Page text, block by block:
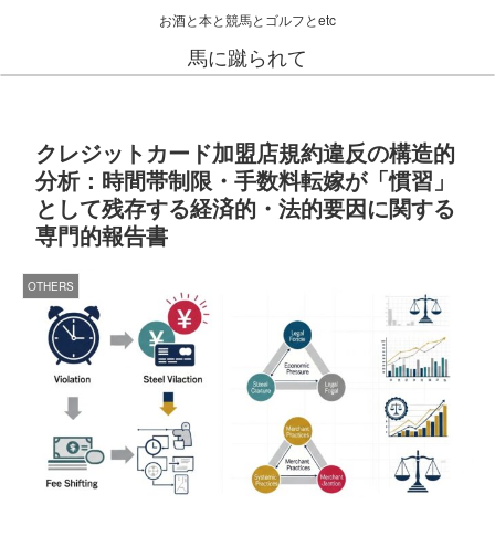
お酒と本と競馬とゴルフとetc
馬に蹴られて
クレジットカード加盟店規約違反の構造的
分析：時間帯制限・手数料転嫁が「慣習」
として残存する経済的・法的要因に関する
専門的報告書
OTHERS